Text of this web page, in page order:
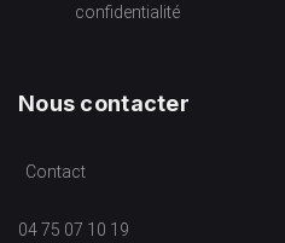
confidentialité
Nous contacter
Contact
04 75 07 10 19